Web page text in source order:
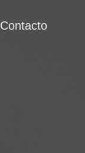
Contacto